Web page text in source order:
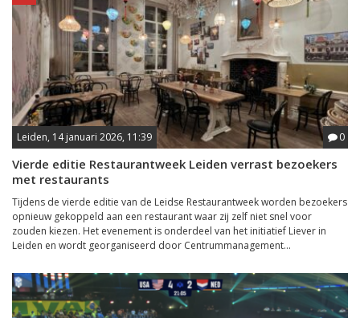
Leiden, 14 januari 2026, 11:39 0
Vierde editie Restaurantweek Leiden verrast bezoekers
met restaurants
Tijdens de vierde editie van de Leidse Restaurantweek worden bezoekers
opnieuw gekoppeld aan een restaurant waar zij zelf niet snel voor
zouden kiezen. Het evenement is onderdeel van het initiatief Liever in
Leiden en wordt georganiseerd door Centrummanagement...